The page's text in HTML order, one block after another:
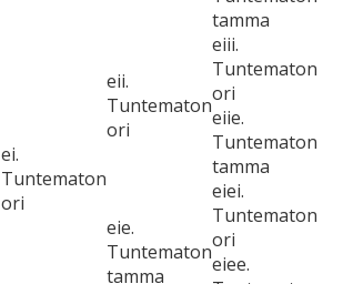
tamma
ei.
Tuntematon
ori
eii.
Tuntematon
ori
eiii.
Tuntematon
ori
eiie.
Tuntematon
tamma
eie.
Tuntematon
tamma
eiei.
Tuntematon
ori
eiee.